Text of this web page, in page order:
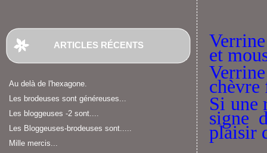
ARTICLES RÉCENTS
Au delà de l'hexagone.
Les brodeuses sont généreuses...
Les bloggeuses -2 sont....
Les Bloggeuses-brodeuses sont.....
Mille mercis...
et
chèvre
Si une
signe
plaisir